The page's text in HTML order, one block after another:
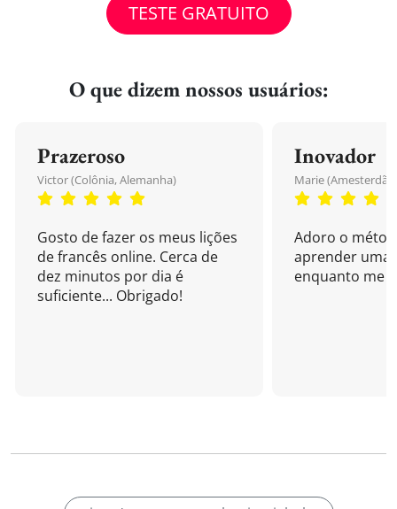
TESTE GRATUITO
O que dizem nossos usuários:
Prazeroso
Victor (Colônia, Alemanha)
Gosto de fazer os meus lições
de francês online. Cerca de
dez minutos por dia é
suficiente... Obrigado!
Inovador
Marie
Adoro o
aprender uma
enquanto me